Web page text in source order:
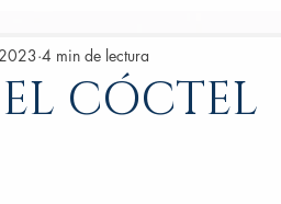
docencia discursos
CÓCTEL
4 min de lectura